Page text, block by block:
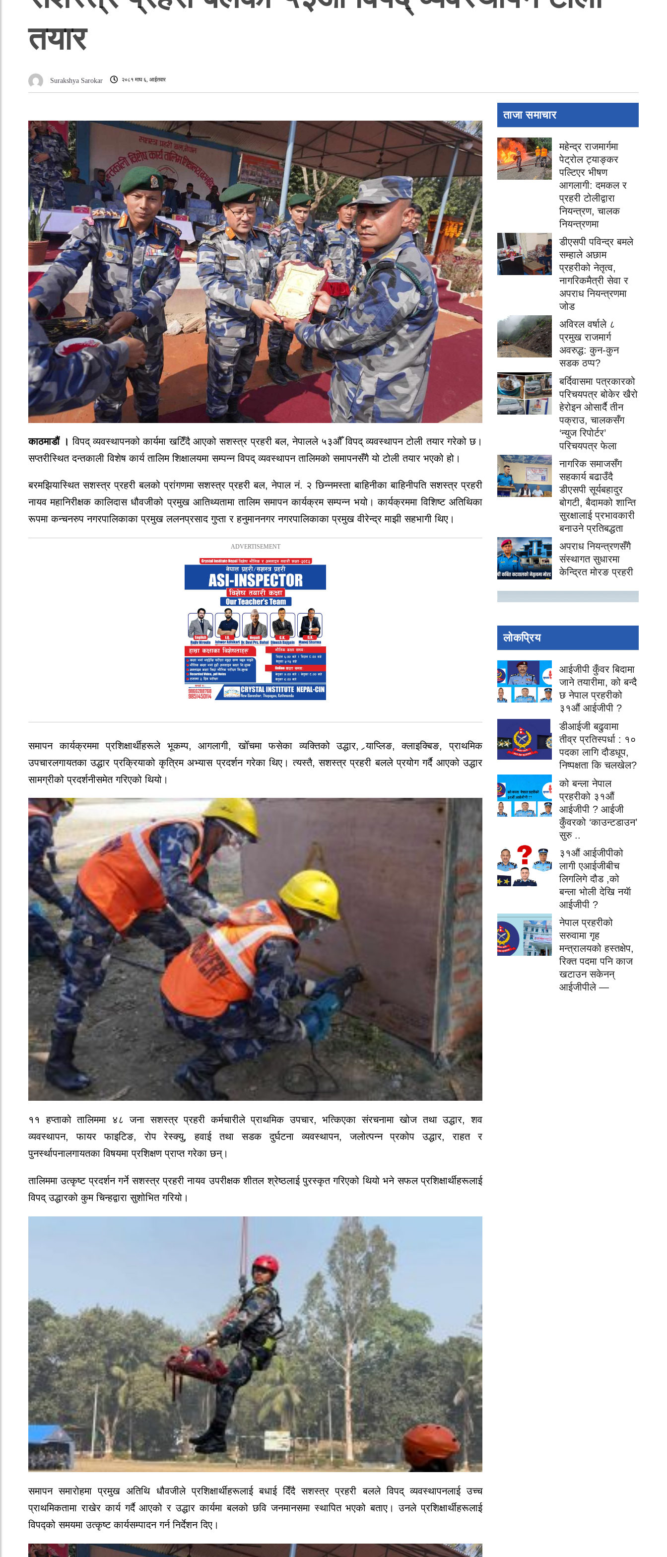
तयार
Surakshya Sarokar २०८१ माघ ६, आईतवार
काठमाडौं । विपद् व्यवस्थापनको कार्यमा खटिँदै आएको सशस्त्र प्रहरी बल, नेपालले ५३औँ विपद् व्यवस्थापन टोली तयार गरेको छ।
सप्तरीस्थित दन्तकाली विशेष कार्य तालिम शिक्षालयमा सम्पन्न विपद् व्यवस्थापन तालिमको समापनसँगै यो टोली तयार भएको हो।
बरमझियास्थित सशस्त्र प्रहरी बलको प्रांगणमा सशस्त्र प्रहरी बल, नेपाल नं. २ छिन्नमस्ता बाहिनीका बाहिनीपति सशस्त्र प्रहरी
नायव महानिरीक्षक कालिदास धौवजीको प्रमुख आतिथ्यतामा तालिम समापन कार्यक्रम सम्पन्न भयो। कार्यक्रममा विशिष्ट अतिथिका
रूपमा कन्चनरुप नगरपालिकाका प्रमुख ललनप्रसाद गुप्ता र हनुमाननगर नगरपालिकाका प्रमुख वीरेन्द्र माझी सहभागी थिए।
समापन कार्यक्रममा प्रशिक्षार्थीहरूले भूकम्प, आगलागी, खोँचमा फसेका व्यक्तिको उद्धार, र्‍याप्लिङ, क्लाइक्बिङ, प्राथमिक
उपचारलगायतका उद्धार प्रक्रियाको कृत्रिम अभ्यास प्रदर्शन गरेका थिए। त्यस्तै, सशस्त्र प्रहरी बलले प्रयोग गर्दै आएको उद्धार
सामग्रीको प्रदर्शनीसमेत गरिएको थियो।
११ हप्ताको तालिममा ४८ जना सशस्त्र प्रहरी कर्मचारीले प्राथमिक उपचार, भत्किएका संरचनामा खोज तथा उद्धार, शव
व्यवस्थापन, फायर फाइटिङ, रोप रेस्क्यु, हवाई तथा सडक दुर्घटना व्यवस्थापन, जलोत्पन्न प्रकोप उद्धार, राहत र
पुनर्स्थापनालगायतका विषयमा प्रशिक्षण प्राप्त गरेका छन्।
तालिममा उत्कृष्ट प्रदर्शन गर्ने सशस्त्र प्रहरी नायव उपरीक्षक शीतल श्रेष्ठलाई पुरस्कृत गरिएको थियो भने सफल प्रशिक्षार्थीहरूलाई
विपद् उद्धारको कुम चिन्हद्वारा सुशोभित गरियो।
समापन समारोहमा प्रमुख अतिथि धौवजीले प्रशिक्षार्थीहरूलाई बधाई दिँदै सशस्त्र प्रहरी बलले विपद् व्यवस्थापनलाई उच्च
प्राथमिकतामा राखेर कार्य गर्दै आएको र उद्धार कार्यमा बलको छवि जनमानसमा स्थापित भएको बताए। उनले प्रशिक्षार्थीहरूलाई
विपद्को समयमा उत्कृष्ट कार्यसम्पादन गर्न निर्देशन दिए।
ताजा समाचार
महेन्द्र राजमार्गमा
पेट्रोल ट्याङ्कर
पल्टिएर भीषण
आगलागी: दमकल र
प्रहरी टोलीद्वारा
नियन्त्रण, चालक
नियन्त्रणमा
डीएसपी पविन्द्र बमले
सम्हाले अछाम
प्रहरीको नेतृत्व,
नागरिकमैत्री सेवा र
अपराध नियन्त्रणमा
जोड
अविरल वर्षाले ८
प्रमुख राजमार्ग
अवरुद्ध: कुन-कुन
सडक ठप्प?
बर्दिवासमा पत्रकारको
परिचयपत्र बोकेर खैरो
हेरोइन ओसार्दै तीन
पक्राउ, चालकसँग
‘न्युज रिपोर्टर’
परिचयपत्र फेला
नागरिक समाजसँग
सहकार्य बढाउँदै
डीएसपी सूर्यबहादुर
बोगटी, बैदामको शान्ति
सुरक्षालाई प्रभावकारी
बनाउने प्रतिबद्धता
अपराध नियन्त्रणसँगै
संस्थागत सुधारमा
केन्द्रित मोरङ प्रहरी
लोकप्रिय
आईजीपी कुँवर बिदामा
जाने तयारीमा, को बन्दै
छ नेपाल प्रहरीको
३१औं आईजीपी ?
डीआईजी बढुवामा
तीव्र प्रतिस्पर्धा : १०
पदका लागि दौडधूप,
निष्पक्षता कि चलखेल?
को बन्ला नेपाल
प्रहरीको ३१औं
आईजीपी ? आईजी
कुँवरको ‘काउन्टडाउन’
सुरु ..
३१औं आईजीपीको
लागी एआईजीबीच
लिगलिगे दौड ,को
बन्ला भोली देखि नयॅा
आईजीपी ?
नेपाल प्रहरीको
सरुवामा गृह
मन्त्रालयको हस्तक्षेप,
रिक्त पदमा पनि काज
खटाउन सकेनन्
आईजीपीले —